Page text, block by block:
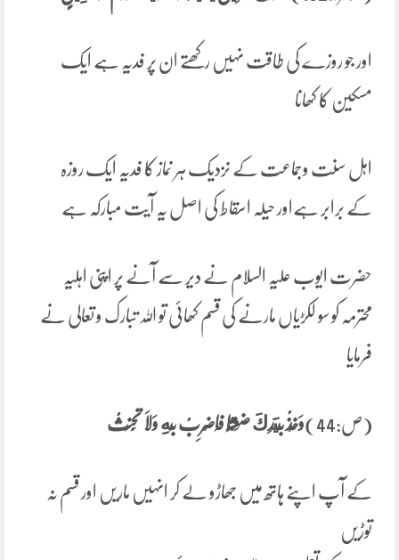
اور جو روزے کی طاقت نہیں رکھتے ان پر فدیہ ہے ایک
مسکین کا کھانا
اہل سنت وجماعت کے نزدیک ہر نماز کا فدیہ ایک روزہ
کے برابر ہےاور حیلہ اسقاط کی اصل یہ آیت مبارکہ ہے
حضرت ایوب علیہ السلام نے دیر سے آنے پر اپنی اہلیہ
محترمہ کو سو لکڑیاں مارنے کی قسم کھائی تو اللہ تبارک و تعالی نے
فرمایا
(ص:44) وَخُذْ بِيَدِكَ ‌ضِغْثًا فَاضْرِبْ بِهِ وَلَا تَحْنَثْ
کے آپ اپنے ہاتھ میں جھاڑو لے کر انہیں ماریں اور قسم نہ
توڑیں